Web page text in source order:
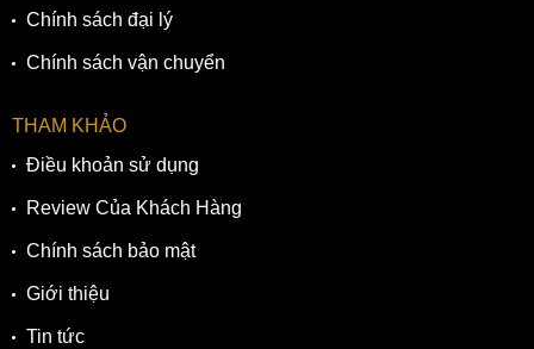
Chính sách đại lý
Chính sách vận chuyển
THAM KHẢO
Điều khoản sử dụng
Review Của Khách Hàng
Chính sách bảo mật
Giới thiệu
Tin tức